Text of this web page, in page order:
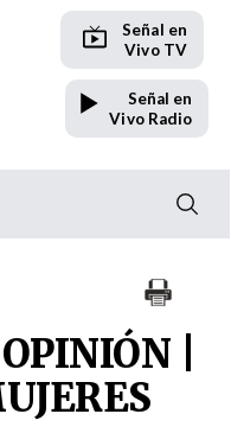
Señal en
Vivo TV
Señal en
Vivo Radio
|